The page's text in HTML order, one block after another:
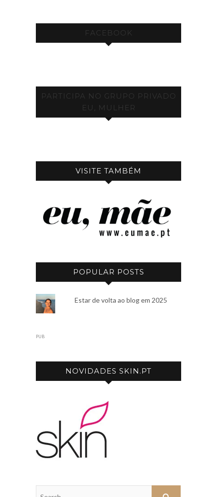
FACEBOOK
PARTICIPA NO GRUPO PRIVADO
EU, MULHER
VISITE TAMBÉM
POPULAR POSTS
Estar de volta ao blog em 2025
PUB
NOVIDADES SKIN.PT